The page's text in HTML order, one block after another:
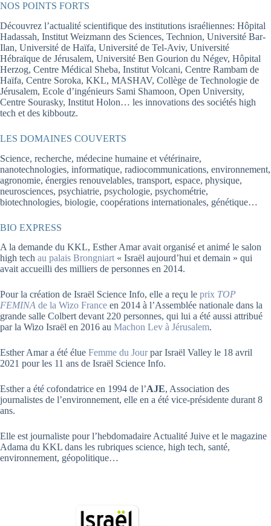
NOS POINTS FORTS
Découvrez l’actualité scientifique des institutions israéliennes: Hôpital
Hadassah, Institut Weizmann des Sciences, Technion, Université Bar-
Ilan, Université de Haïfa, Université de Tel-Aviv, Université
Hébraïque de Jérusalem, Université Ben Gourion du Négev, Hôpital
Herzog, Centre Médical Sheba, Institut Volcani, Centre Rambam de
Haïfa, Centre Soroka, KKL, MASHAV, Collège de Technologie de
Jérusalem, Ecole d’ingénieurs Sami Shamoon, Open University,
Centre Sourasky, Institut Holon… les innovations des sociétés high
tech et des kibboutz.
LES DOMAINES COUVERTS
Science, recherche, médecine humaine et vétérinaire,
nanotechnologies, informatique, radiocommunications, environnement,
agronomie, énergies renouvelables, transport, espace, physique,
neurosciences, psychiatrie, psychologie, psychométrie,
biotechnologies, biologie, coopérations internationales, génétique…
BIO EXPRESS
A la demande du KKL, Esther Amar avait organisé et animé le salon
high tech au palais Brongniart « Israël aujourd’hui et demain » qui
avait accueilli des milliers de personnes en 2014.
Pour la création de Israël Science Info, elle a reçu le prix TOP
FEMINA de la Wizo France en 2014 à l’Assemblée nationale dans la
grande salle Colbert devant 220 personnes, qui lui a été aussi attribué
par la Wizo Israël en 2016 au Machon Lev à Jérusalem.
Esther Amar a été élue Femme du Jourpar Israël Valley le 18 avril
2021 pour les 11 ans de Israël Science Info.
Esther a été cofondatrice en 1994 de l’AJE, Association des
journalistes de l’environnement, elle en a été vice-présidente durant 8
ans.
Elle est journaliste pour l’hebdomadaire Actualité Juive et le magazine
Adama du KKL dans les rubriques science, high tech, santé,
environnement, géopolitique…